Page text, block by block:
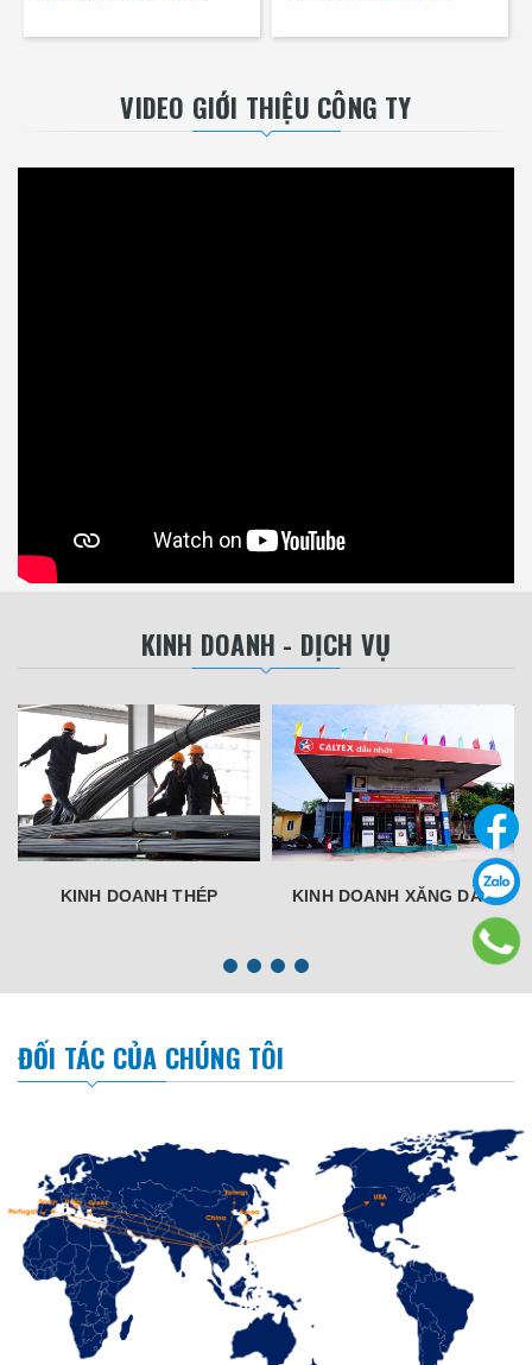
VIDEO GIỚI THIỆU CÔNG TY
KINH DOANH - DỊCH VỤ
KINH DOANH THÉP KINH DOANH XĂNG DẦU
ĐỐI TÁC CỦA CHÚNG TÔI